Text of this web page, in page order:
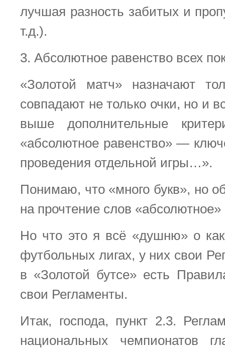
лучшая разность забитых и
т.д.).
3. Абсолютное равенство всех
«Золотой матч» назначают
совпадают не только очки, но и
выше дополнительные
«абсолютное равенство» —
проведения отдельной игры…».
Понимаю, что «много букв», но
на прочтение слов
Но что это я всё «душню» о
футбольных лигах, у них свои
в «Золотой бутсе» есть
свои Регламенты.
Итак, господа, пункт 2.3.
национальных чемпионатов